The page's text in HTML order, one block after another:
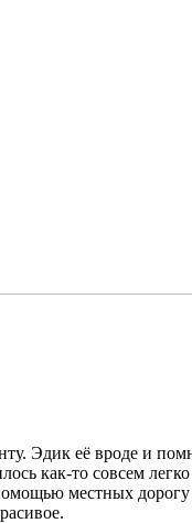
Эдик её вроде и
как-то совсем
местных дорогу